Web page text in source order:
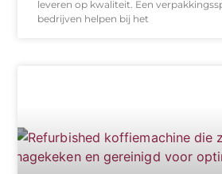
leveren op kwaliteit. Een
bedrijven helpen bij het